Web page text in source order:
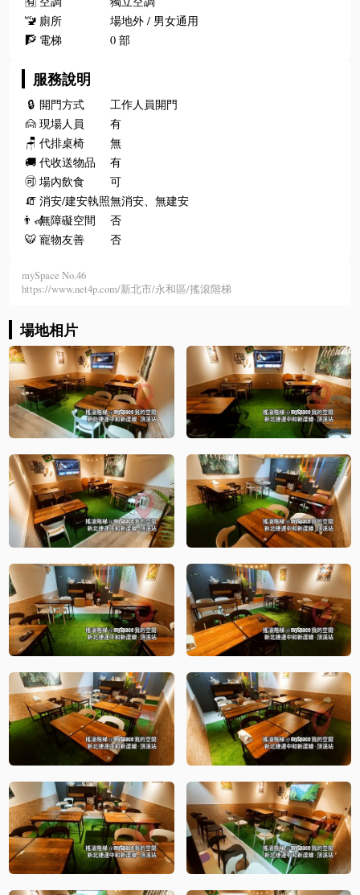
🚾 廁所
場地外 / 男女通用
🧗 電梯 0 部
服務說明
🔒 開門方式
工作人員開門
🙍 現場人員
有
🪑 代排桌椅
無
🚚 代收送物品
有
🉑 場內飲食
可
🧯 消安/建安執照無消安、無建安
👨‍🦽無障礙空間
否
🐯 寵物友善 否
mySpace No.46
https://www.net4p.com/新北市/永和區/搖滾階梯
場地相片